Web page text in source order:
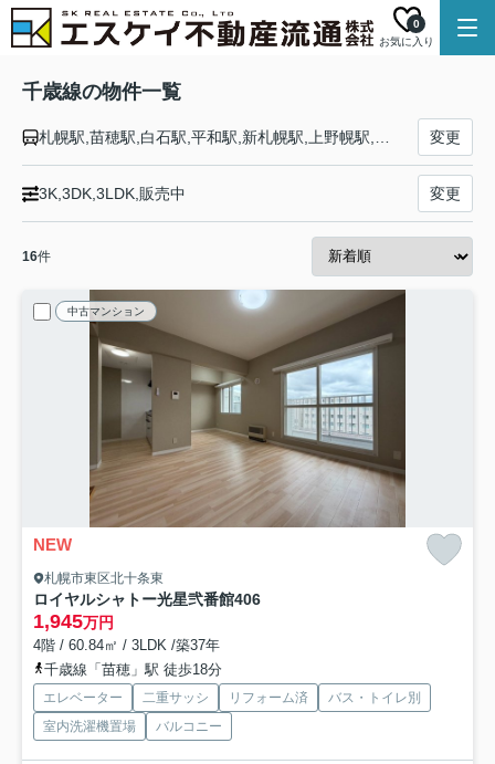
お気に入り
0
千歳線の物件一覧
変更
3K,3DK,3LDK,販売中 変更
16件
中古マンション
NEW
札幌市東区北十条東
ロイヤルシャトー光星弐番館406
1,945万円
4階 / 60.84㎡ / 3LDK /築37年
千歳線「苗穂」駅 徒歩18分
エレベーター 二重サッシ リフォーム済
バス・トイレ別
室内洗濯機置場
バルコニー